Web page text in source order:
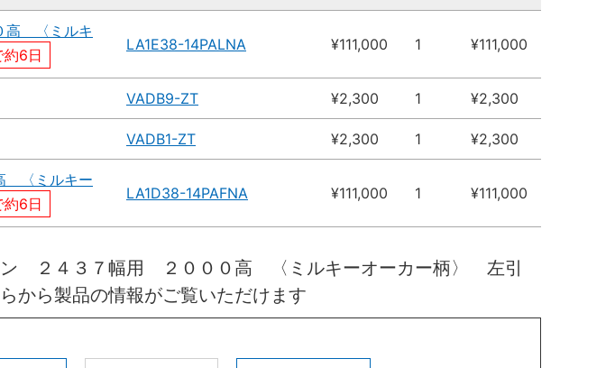
高 〈ミルキ
約6日
LA1E38-14PALNA ¥111,000 1 ¥111,000
VADB9-ZT ¥2,300 1 ¥2,300
VADB1-ZT ¥2,300 1 ¥2,300
〈ミルキー
約6日
LA1D38-14PAFNA ¥111,000 1 ¥111,000
２４３７幅用 ２０００高 〈ミルキーオーカー柄〉 左引
ら製品の情報がご覧いただけます